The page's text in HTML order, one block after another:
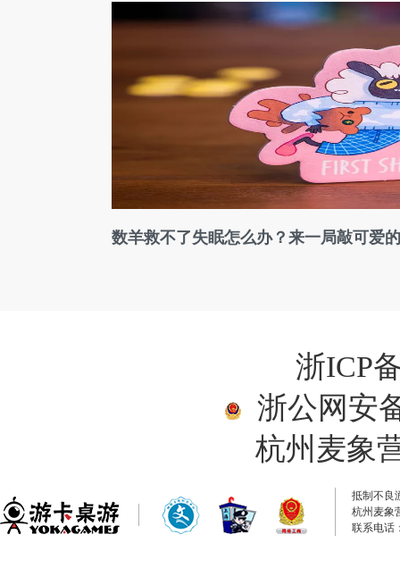
数羊救不了失眠怎么办？来一局敲可爱
浙ICP
浙公网安
杭州麦象
抵制不良
杭州麦象
联系电话